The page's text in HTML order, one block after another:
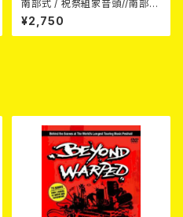
南部式 / 祝祭組家音頭//南部式
¥2,750